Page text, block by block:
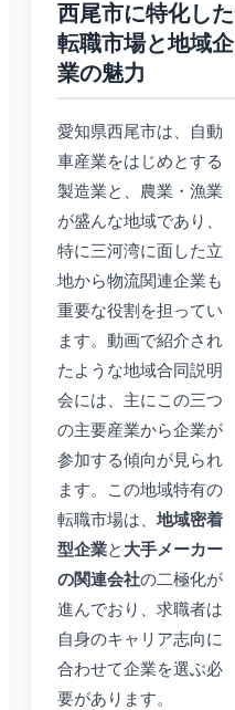
西尾市に特化した
転職市場と地域企
業の魅力
愛知県西尾市は、自動
車産業をはじめとする
製造業と、農業・漁業
が盛んな地域であり、
特に三河湾に面した立
地から物流関連企業も
重要な役割を担ってい
ます。動画で紹介され
たような地域合同説明
会には、主にこの三つ
の主要産業から企業が
参加する傾向が見られ
ます。この地域特有の
転職市場は、 地域密着
型企業と 大手メーカー
の関連会社の二極化が
進んでおり、求職者は
自身のキャリア志向に
合わせて企業を選ぶ必
要があります。